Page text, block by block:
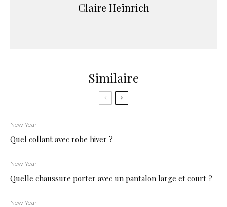
Claire Heinrich
Similaire
New Year
Quel collant avec robe hiver ?
New Year
Quelle chaussure porter avec un pantalon large et court ?
New Year